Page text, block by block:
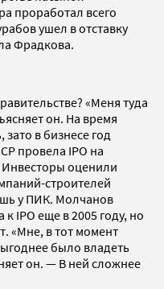
проработал всего
ушел в отставку
Фрадкова.
«Меня туда
он. На время
в бизнесе год
провела IPO на
оценили
строителей
у ПИК. Молчанов
IPO еще в 2005 году, но
«Мне, в тот момент
было владеть
он. — В ней сложнее